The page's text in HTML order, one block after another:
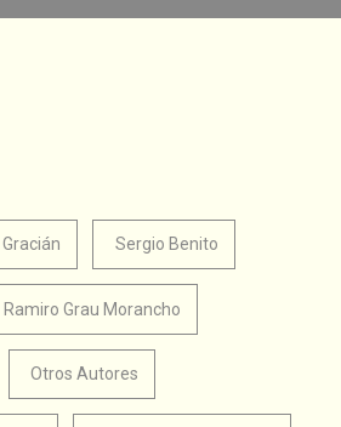
Sergio Benito
Ramiro Grau Morancho
Otros Autores